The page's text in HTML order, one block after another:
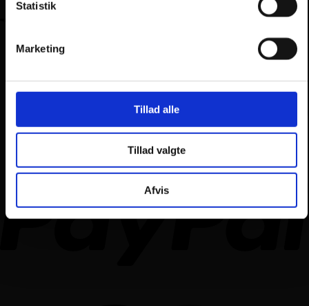
Statistik
Marketing
Tillad alle
Tillad valgte
Afvis